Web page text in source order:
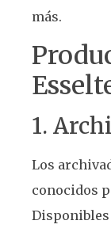
más.
1.
Los
conocidos
Disponibles